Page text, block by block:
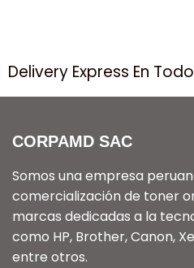
Delivery Express En
CORPAMD SAC
Somos una empresa
comercialización de toner
marcas dedicadas a la
como HP, Brother, Canon,
entre otros.